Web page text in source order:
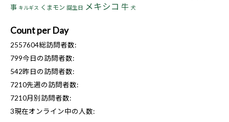
事 キルギス くまモン 誕生日 メキシコ 牛 犬
Count per Day
2557604総訪問者数:
799今日の訪問者数:
542昨日の訪問者数:
7210先週の訪問者数:
7210月別訪問者数:
3現在オンライン中の人数: